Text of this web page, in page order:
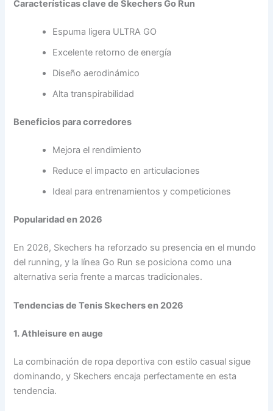
Características clave de Skechers Go Run
Espuma ligera ULTRA GO
Excelente retorno de energía
Diseño aerodinámico
Alta transpirabilidad
Beneficios para corredores
Mejora el rendimiento
Reduce el impacto en articulaciones
Ideal para entrenamientos y competiciones
Popularidad en 2026
En 2026, Skechers ha reforzado su presencia en el mundo
del running, y la línea Go Run se posiciona como una
alternativa seria frente a marcas tradicionales.
Tendencias de Tenis Skechers en 2026
1. Athleisure en auge
La combinación de ropa deportiva con estilo casual sigue
dominando, y Skechers encaja perfectamente en esta
tendencia.